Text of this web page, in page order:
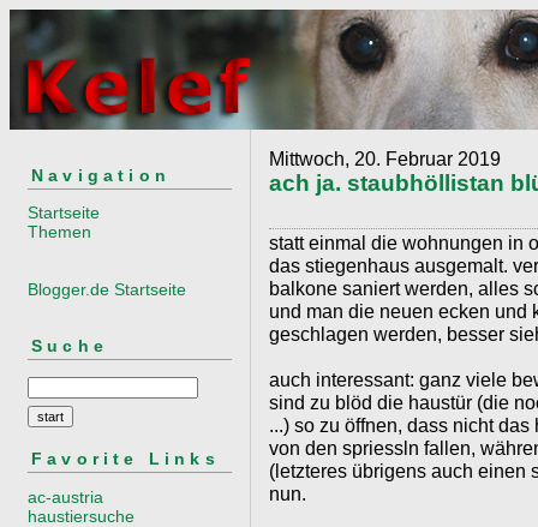
Navigation
Startseite
Themen
Blogger.de Startseite
Suche
Favorite Links
ac-austria
haustiersuche
Mittwoch, 20. Februar 2019
ach ja. staubhöllistan
statt einmal die wohnungen in
das stiegenhaus ausgemalt.
balkone saniert werden, alles
und man die neuen ecken und
geschlagen werden, besser
auch interessant: ganz viele
sind zu blöd die haustür (die
...) so zu öffnen, dass nicht
von den spriessln fallen,
(letzteres übrigens auch einen
nun.